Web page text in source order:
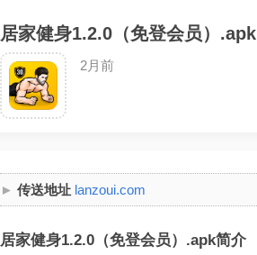
居家健身1.2.0（免登会员）.apk
2月前
传送地址 lanzoui.com
居家健身1.2.0（免登会员）.apk简介